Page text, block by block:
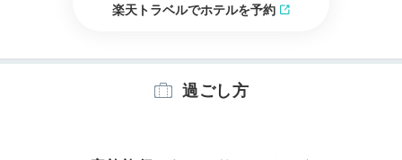
楽天トラベルでホテルを予約
過ごし方